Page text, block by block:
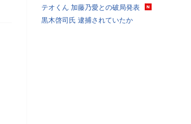
テオくん 加藤乃愛との破局発表
黒木啓司氏 逮捕されていたか